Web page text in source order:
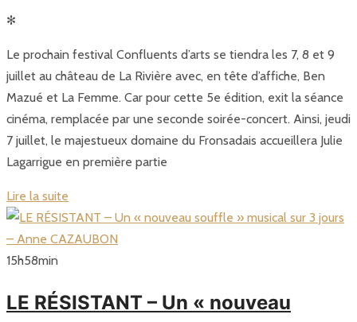
✻
Le prochain festival Confluents d’arts se tiendra les 7, 8 et 9
juillet au château de La Rivière avec, en tête d’affiche, Ben
Mazué et La Femme. Car pour cette 5e édition, exit la séance
cinéma, remplacée par une seconde soirée-concert. Ainsi, jeudi
7 juillet, le majestueux domaine du Fronsadais accueillera Julie
Lagarrigue en première partie
Lire la suite
15h58min
LE RÉSISTANT – Un « nouveau